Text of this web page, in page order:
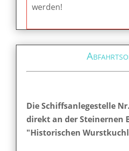
werden!
Die Schiffsanlegestelle
direkt an der Steinernen
"Historischen